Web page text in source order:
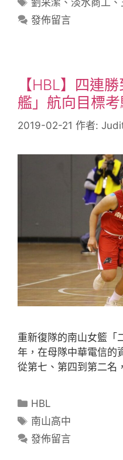
劉采潔 、 淡水商工 、
發佈留言
【HBL】四連
艦」航向目標
2019-02-21 作者:
重新復隊的南山女籃「
年，在母隊中華電信的
從第七、第四到第二名
HBL
南山高中
發佈留言